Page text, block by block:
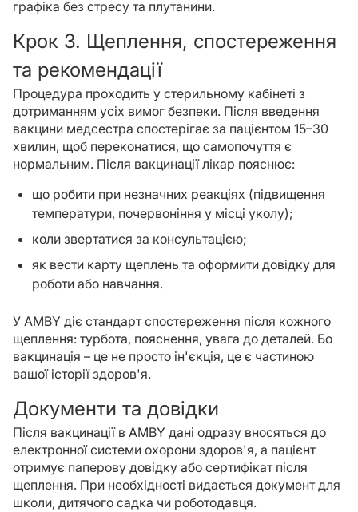
графіка без стресу та плутанини.
Крок 3. Щеплення, спостереження
та рекомендації
Процедура проходить у стерильному кабінеті з
дотриманням усіх вимог безпеки. Після введення
вакцини медсестра спостерігає за пацієнтом 15–30
хвилин, щоб переконатися, що самопочуття є
нормальним. Після вакцинації лікар пояснює:
що робити при незначних реакціях (підвищення
температури, почервоніння у місці уколу);
коли звертатися за консультацією;
як вести карту щеплень та оформити довідку для
роботи або навчання.
У AMBY діє стандарт спостереження після кожного
щеплення: турбота, пояснення, увага до деталей. Бо
вакцинація – це не просто ін'єкція, це є частиною
вашої історії здоров'я.
Документи та довідки
Після вакцинації в AMBY дані одразу вносяться до
електронної системи охорони здоров'я, а пацієнт
отримує паперову довідку або сертифікат після
щеплення. При необхідності видається документ для
школи, дитячого садка чи роботодавця.